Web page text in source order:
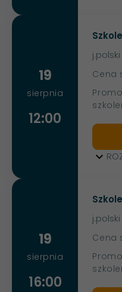
19
sierpnia
12:00
j.polski
Cena
19
sierpnia
16:00
j.polski
Cena